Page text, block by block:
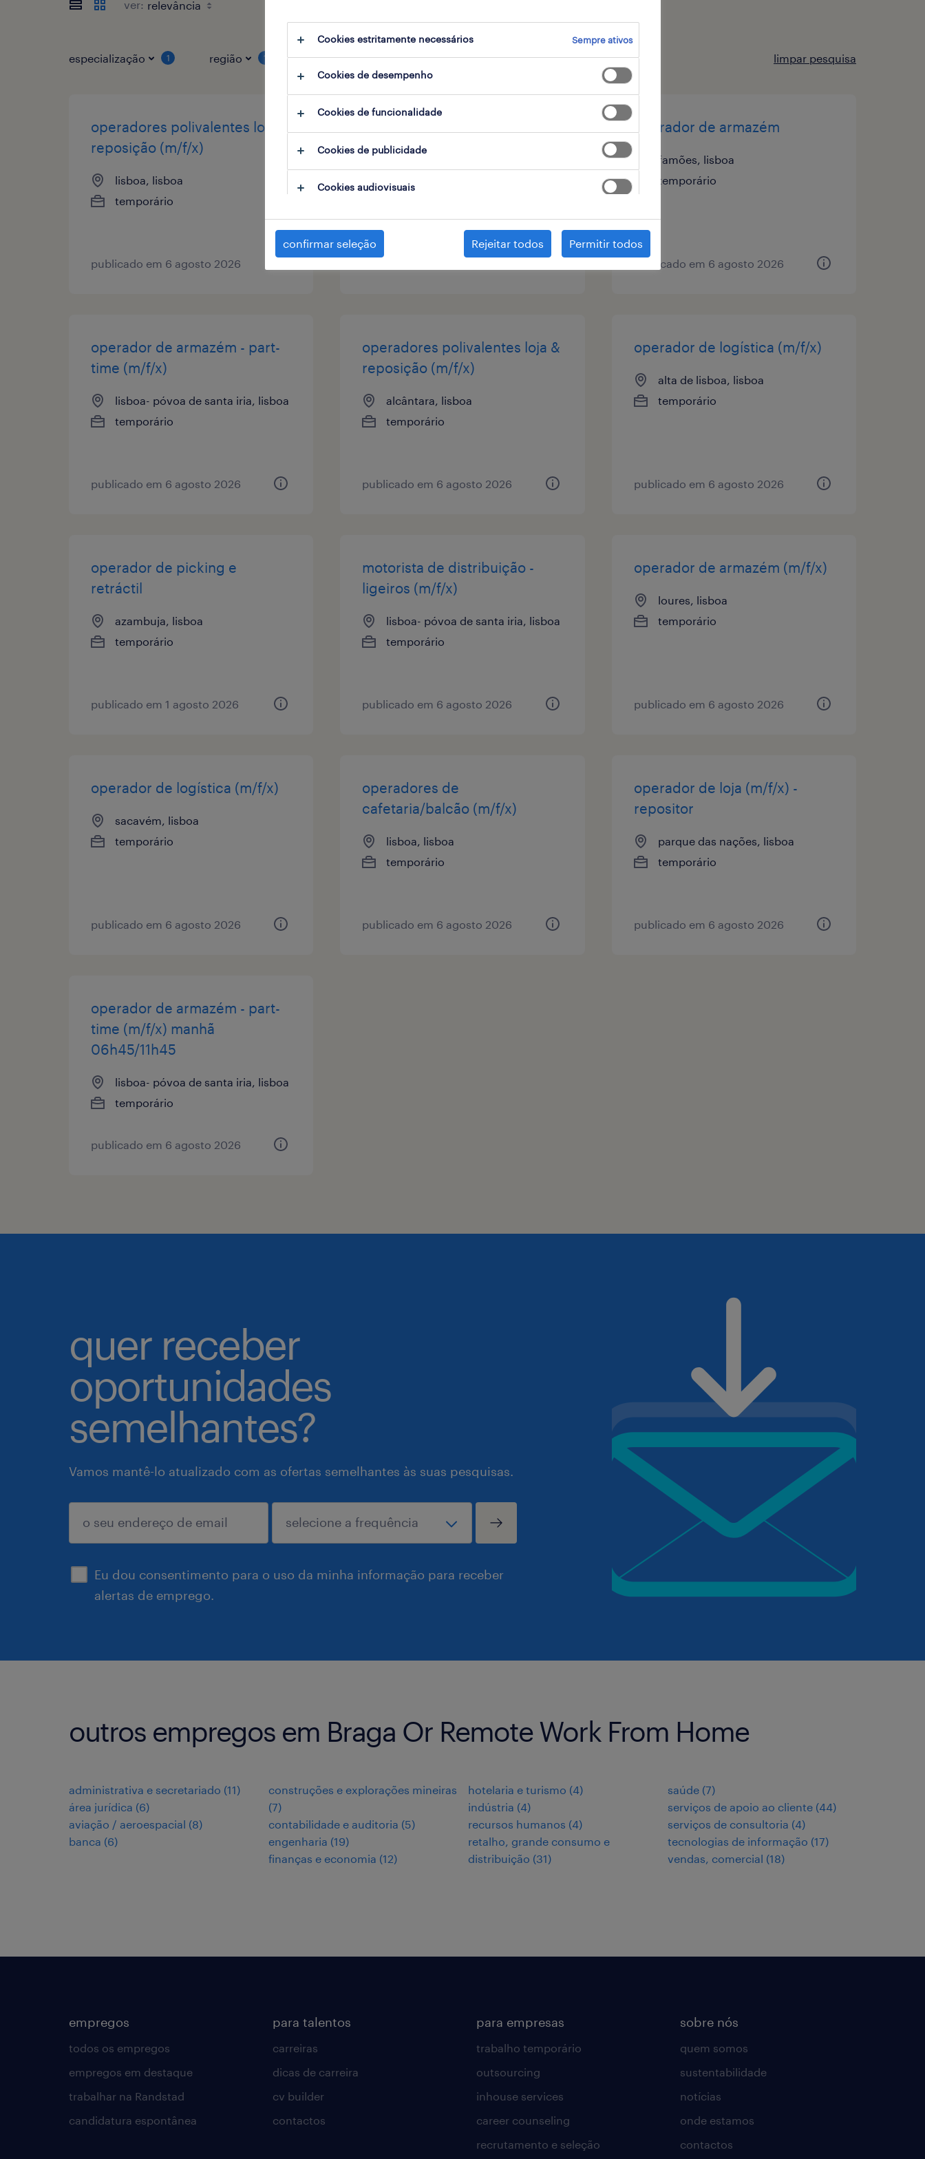
ver:
especialização 1 região 1 tipo de contrato limpar pesquisa
operadores polivalentes loja &
reposição (m/f/x)
lisboa, lisboa
temporário
publicado em 6 agosto 2026
temporário
operador de armazém
famões, lisboa
temporário
publicado em 6 agosto 2026
operador de armazém - part-
time (m/f/x)
lisboa- póvoa de santa iria, lisboa
temporário
publicado em 6 agosto 2026
operadores polivalentes loja &
reposição (m/f/x)
alcântara, lisboa
temporário
publicado em 6 agosto 2026
operador de logística (m/f/x)
alta de lisboa, lisboa
temporário
publicado em 6 agosto 2026
operador de picking e
retráctil
azambuja, lisboa
temporário
publicado em 1 agosto 2026
motorista de distribuição -
ligeiros (m/f/x)
lisboa- póvoa de santa iria, lisboa
temporário
publicado em 6 agosto 2026
operador de armazém (m/f/x)
loures, lisboa
temporário
publicado em 6 agosto 2026
operador de logística (m/f/x)
sacavém, lisboa
temporário
publicado em 6 agosto 2026
operadores de
cafetaria/balcão (m/f/x)
lisboa, lisboa
temporário
publicado em 6 agosto 2026
operador de loja (m/f/x) -
repositor
parque das nações, lisboa
temporário
publicado em 6 agosto 2026
operador de armazém - part-
time (m/f/x) manhã
06h45/11h45
lisboa- póvoa de santa iria, lisboa
temporário
publicado em 6 agosto 2026
quer receber
oportunidades
semelhantes?
Vamos mantê-lo atualizado com as ofertas semelhantes às suas pesquisas.
Eu dou consentimento para o uso da minha informação para receber
alertas de emprego.
enviar
outros empregos em Braga Or Remote Work From Home
administrativa e secretariado (11)
área jurídica (6)
aviação / aeroespacial (8)
banca (6)
construções e explorações mineiras
(7)
contabilidade e auditoria (5)
engenharia (19)
finanças e economia (12)
hotelaria e turismo (4)
indústria (4)
recursos humanos (4)
retalho, grande consumo e
distribuição (31)
saúde (7)
serviços de apoio ao cliente (44)
serviços de consultoria (4)
tecnologias de informação (17)
vendas, comercial (18)
empregos
todos os empregos
empregos em destaque
trabalhar na Randstad
candidatura espontânea
para talentos
carreiras
dicas de carreira
cv builder
contactos
para empresas
trabalho temporário
outsourcing
inhouse services
career counseling
recrutamento e seleção
sobre nós
quem somos
sustentabilidade
notícias
onde estamos
contactos
Cookies estritamente necessários Sempre ativos
Cookies de desempenho
Cookies de funcionalidade
Cookies de publicidade
Cookies audiovisuais
confirmar seleção Rejeitar todos Permitir todos